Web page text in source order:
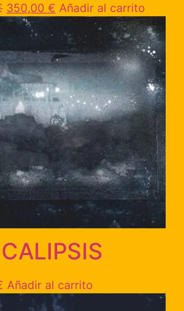
350,00 € Añadir al carrito
Añadir al carrito